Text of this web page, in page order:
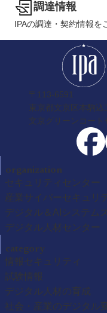
調達情報
IPAの調達・契約情報を
〒113-6591
東京都文京区本駒込
文京グリーンコート
organization
セキュリティセンター
産業サイバーセキュリ
デジタル＆AIシステム
デジタル人材センター
category
情報セキュリティ
試験情報
デジタル人材の育成
社会・産業のデジタル